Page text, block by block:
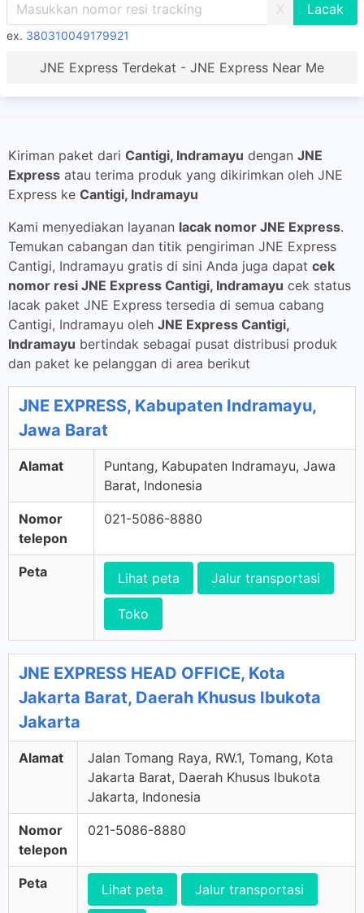
X
ex. 380310049179921
JNE Express Terdekat - JNE Express Near Me
Kiriman paket dari Cantigi, Indramayu dengan JNE
Express atau terima produk yang dikirimkan oleh JNE
Express ke Cantigi, Indramayu
Kami menyediakan layanan lacak nomor JNE Express.
Temukan cabangan dan titik pengiriman JNE Express
Cantigi, Indramayu gratis di sini Anda juga dapat cek
nomor resi JNE Express Cantigi, Indramayu cek status
lacak paket JNE Express tersedia di semua cabang
Cantigi, Indramayu oleh JNE Express Cantigi,
Indramayu bertindak sebagai pusat distribusi produk
dan paket ke pelanggan di area berikut
JNE EXPRESS, Kabupaten Indramayu,
Jawa Barat
Alamat
Puntang, Kabupaten Indramayu, Jawa
Barat, Indonesia
Nomor
telepon
021-5086-8880
Peta Lihat peta Jalur transportasi
Toko
JNE EXPRESS HEAD OFFICE, Kota
Jakarta Barat, Daerah Khusus Ibukota
Jakarta
Alamat
Jalan Tomang Raya, RW.1, Tomang, Kota
Jakarta Barat, Daerah Khusus Ibukota
Jakarta, Indonesia
Nomor
telepon
021-5086-8880
Peta Lihat peta Jalur transportasi